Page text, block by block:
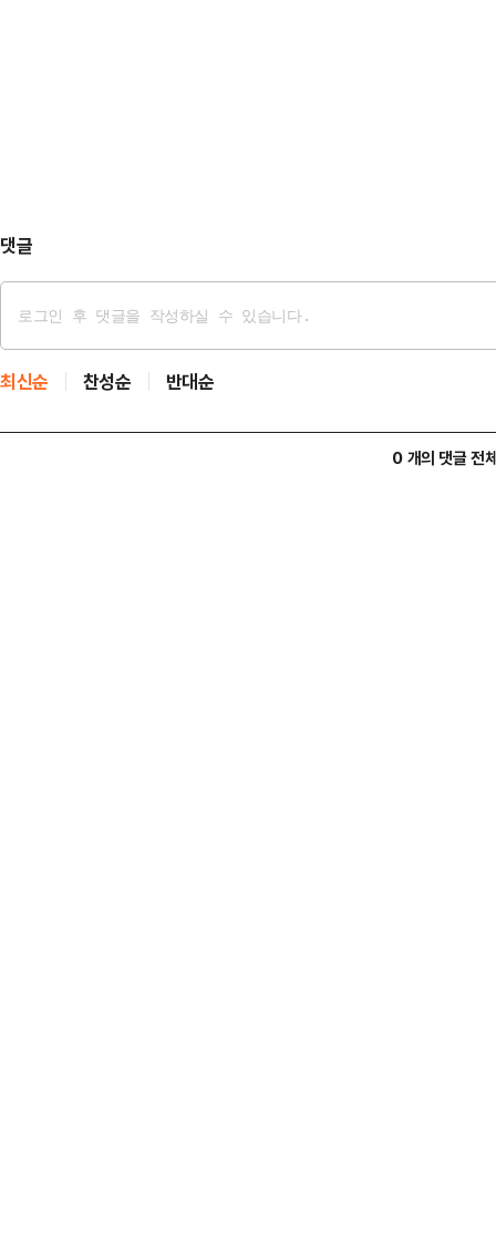
댓글
최신순 찬성순 반대순
0 개의 댓글 전